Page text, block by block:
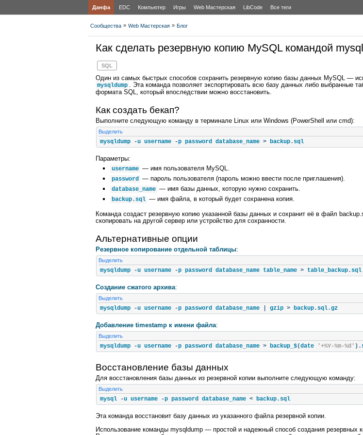
Данфа EDC Компьютер Игры Web Мастерская LibCode Все теги
Сообщества » Web Мастерская » Блог
Как сделать резервную копию MySQL командой
SQL
Один из самых быстрых способов сохранить резервную копию базы данных MySQL —
mysqldump . Эта команда позволяет экспортировать всю базу данных либо выбранные
формата SQL, который впоследствии можно восстановить.
Как создать бекап?
Выполните следующую команду в терминале Linux или Windows (PowerShell или cmd):
Выделить
mysqldump -u username -p password database_name > backup.sql
Параметры:
username — имя пользователя MySQL.
password — пароль пользователя (пароль можно ввести после приглашения).
database_name — имя базы данных, которую нужно сохранить.
backup.sql — имя файла, в который будет сохранена копия.
Команда создаст резервную копию указанной базы данных и сохранит её в файл
скопировать на другой сервер или устройство для сохранности.
Альтернативные опции
Резервное копирование отдельной таблицы:
Выделить
mysqldump -u username -p password database_name table_name > table_backup.sql
Создание сжатого архива:
Выделить
mysqldump -u username -p password database_name gzip > backup.sql.gz
Добавление timestamp к имени файла:
Выделить
mysqldump -u username -p password database_name > backup_$(date '+%Y-%m-%d' ).
Восстановление базы данных
Для восстановления базы данных из резервной копии выполните следующую команду:
Выделить
mysql -u username -p password database_name < backup.sql
Эта команда восстановит базу данных из указанного файла резервной копии.
Использование команды mysqldump — простой и надежный способ создания резервных